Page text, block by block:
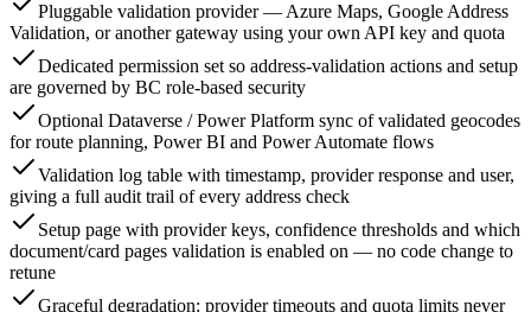
Pluggable validation provider — Azure Maps, Google Address
Validation, or another gateway using your own API key and quota
Dedicated permission set so address-validation actions and setup
are governed by BC role-based security
Optional Dataverse / Power Platform sync of validated geocodes
for route planning, Power BI and Power Automate flows
Validation log table with timestamp, provider response and user,
giving a full audit trail of every address check
Setup page with provider keys, confidence thresholds and which
document/card pages validation is enabled on — no code change to
retune
Graceful degradation: provider timeouts and quota limits never